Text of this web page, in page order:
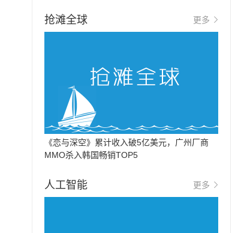
抢滩全球 更多
《恋与深空》累计收入破5亿美元，广州厂商
MMO杀入韩国畅销TOP5
人工智能 更多